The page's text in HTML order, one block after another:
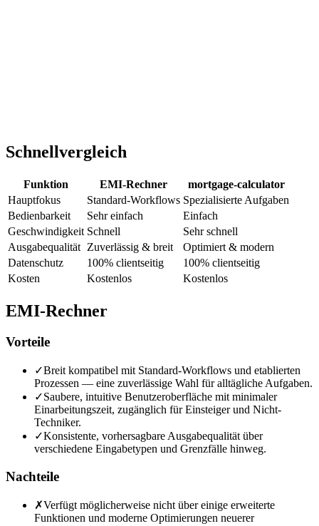
Schnellvergleich
Funktion EMI-Rechner
mortgage-calculator
Hauptfokus
Standard-Workflows Spezialisierte Aufgaben
Bedienbarkeit
Sehr einfach
Einfach
Geschwindigkeit Schnell
Sehr schnell
Ausgabequalität Zuverlässig & breit
Optimiert & modern
Datenschutz
100% clientseitig
100% clientseitig
Kosten
Kostenlos Kostenlos
EMI-Rechner
Vorteile
✓Breit kompatibel mit Standard-Workflows und etablierten
Prozessen — eine zuverlässige Wahl für alltägliche Aufgaben.
✓Saubere, intuitive Benutzeroberfläche mit minimaler
Einarbeitungszeit, zugänglich für Einsteiger und Nicht-
Techniker.
✓Konsistente, vorhersagbare Ausgabequalität über
verschiedene Eingabetypen und Grenzfälle hinweg.
Nachteile
✗Verfügt möglicherweise nicht über einige erweiterte
Funktionen und moderne Optimierungen neuerer